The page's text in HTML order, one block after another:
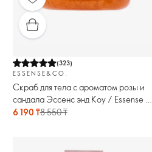
(323)
ESSENSE&CO.
Скраб для тела с ароматом розы и
сандала Эссенс энд Коу / Essense &
Co.
6 190 ₸8 550 ₸